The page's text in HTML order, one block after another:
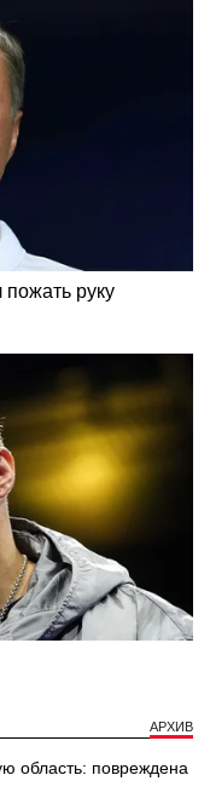
АРХИВ
область: повреждена